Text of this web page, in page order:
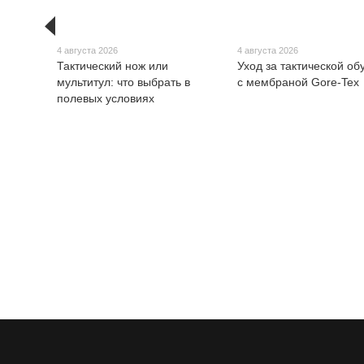
4 августа 2026
Тактический нож или
мультитул: что выбрать в
полевых условиях
4 августа 2026
Уход за тактической
с мембраной Gore-Tex